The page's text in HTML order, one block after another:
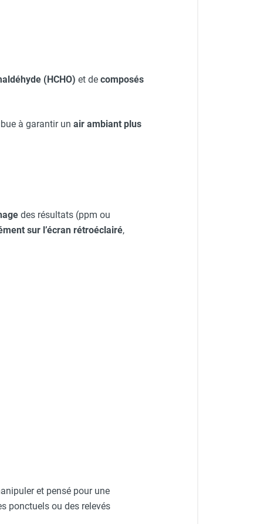
(HCHO) et de composés
à garantir un air ambiant plus
des résultats (ppm ou
sur l’écran rétroéclairé,
et pensé pour une
ponctuels ou des relevés